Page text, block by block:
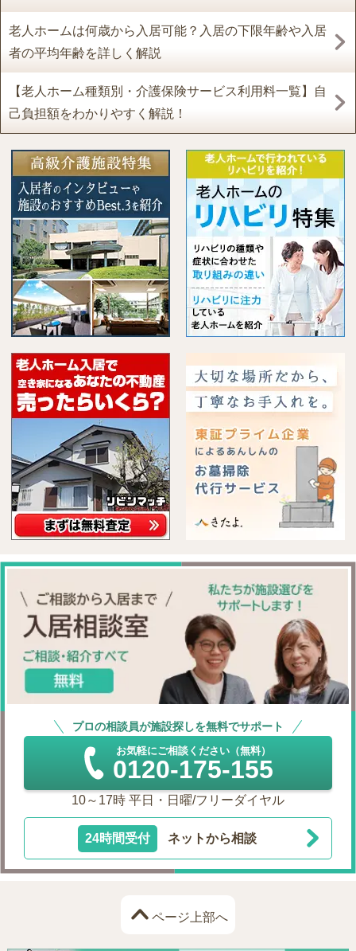
老人ホームは何歳から入居可能？入居の下限年齢や入居
者の平均年齢を詳しく解説
【老人ホーム種類別・介護保険サービス利用料一覧】自
己負担額をわかりやすく解説！
プロの相談員が施設探しを無料でサポート
お気軽にご相談ください（無料）
0120-175-155
10～17時 平日・日曜/フリーダイヤル
24時間受付 ネットから相談
ページ上部へ